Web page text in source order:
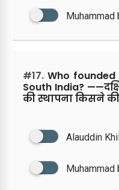
Muhammad
#17. Who
South India?
की स्थापना किसने
Alauddin
Muhammad